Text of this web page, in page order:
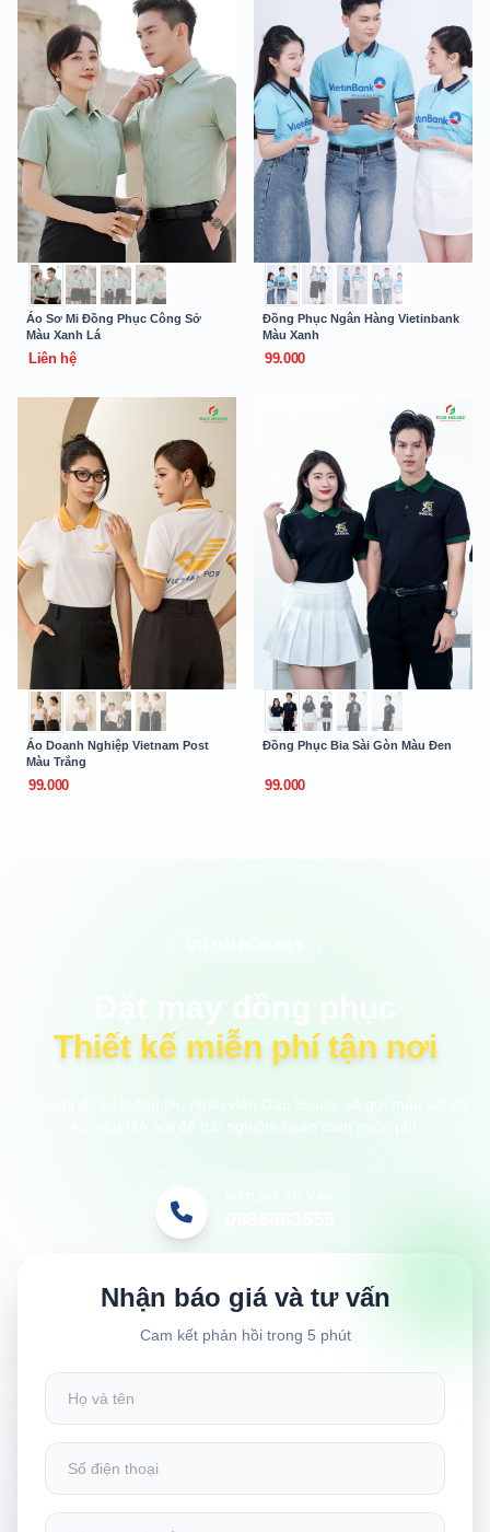
Áo Sơ Mi Đồng Phục Công Sở
Màu Xanh Lá
Liên hệ
Đồng Phục Ngân Hàng Vietinbank
Màu Xanh
99.000
Áo Doanh Nghiệp Vietnam Post
Màu Trắng
99.000
Đồng Phục Bia Sài Gòn Màu Đen
99.000
Thiết kế miễn phí tận nơi
Nhận báo giá và tư vấn
Cam kết phản hồi trong 5 phút